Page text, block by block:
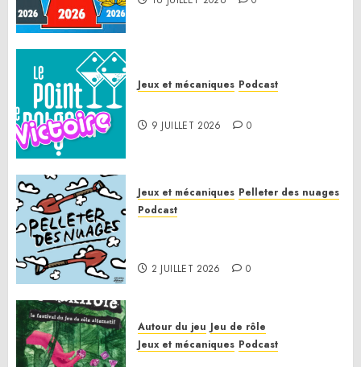
Jeux et mécaniques Podcast
9 JUILLET 2026 0
Jeux et mécaniques Pelleter des nuages
Podcast
2 JUILLET 2026 0
Autour du jeu Jeu de rôle
Jeux et mécaniques Podcast